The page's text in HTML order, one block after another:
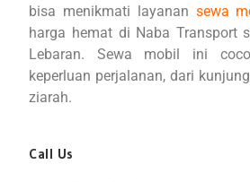
bisa menikmati layanan sewa
harga hemat di Naba Transport
Lebaran. Sewa mobil ini
keperluan perjalanan, dari
ziarah.
Call Us